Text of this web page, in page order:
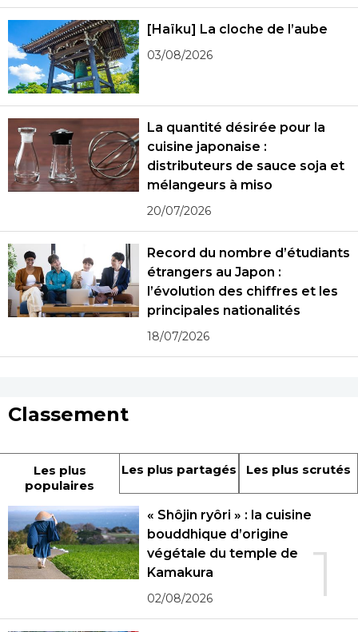
[Haïku] La cloche de l’aube
03/08/2026
La quantité désirée pour la
cuisine japonaise :
distributeurs de sauce soja et
mélangeurs à miso
20/07/2026
Record du nombre d’étudiants
étrangers au Japon :
l’évolution des chiffres et les
principales nationalités
18/07/2026
Classement
Les plus
populaires
Les plus partagés Les plus scrutés
1
« Shôjin ryôri » : la cuisine
bouddhique d’origine
végétale du temple de
Kamakura
02/08/2026